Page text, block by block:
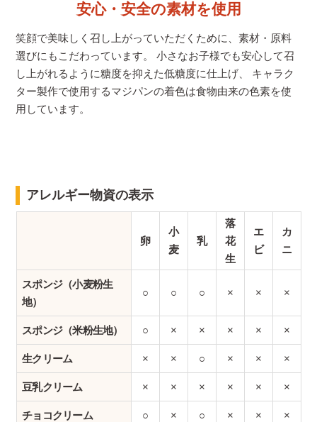
安心・安全の素材を使用
笑顔で美味しく召し上がっていただくために、素材・原料
選びにもこだわっています。 小さなお子様でも安心して召
し上がれるように糖度を抑えた低糖度に仕上げ、 キャラク
ター製作で使用するマジパンの着色は食物由来の色素を使
用しています。
アレルギー物資の表示
卵
小
麦
乳
落
花
生
エ
ビ
カ
ニ
スポンジ（小麦粉生
地）
○ ○ ○ × × ×
スポンジ（米粉生地） ○ × × × × ×
生クリーム × × ○ × × ×
豆乳クリーム × × × × × ×
チョコクリーム ○ × ○ × × ×